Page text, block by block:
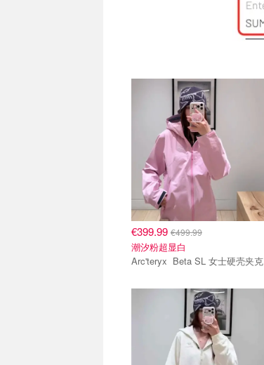
€399.99 €499.99
潮汐粉超显白
Arc'teryx Beta SL 女士硬壳夹克